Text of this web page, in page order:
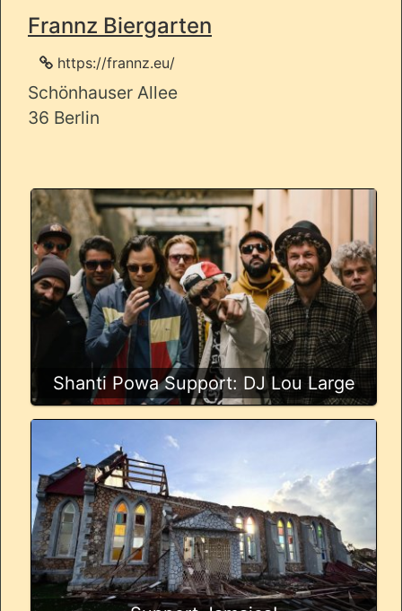
Frannz Biergarten
https://frannz.eu/
Schönhauser Allee
36 Berlin
Shanti Powa Support: DJ Lou Large